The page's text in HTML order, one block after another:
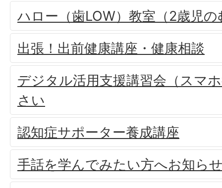
ハロー（歯LOW）教室（2歳児
出張！出前健康講座・健康相談
デジタル活用支援講習会（スマ
さい
認知症サポーター養成講座
手話を学んでみたい方へお知ら